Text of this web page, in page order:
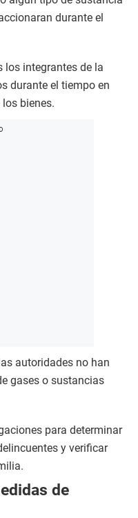
durante el
los integrantes de la
durante el tiempo en
bienes.
autoridades no han
gases o sustancias
para determinar
y verificar
de